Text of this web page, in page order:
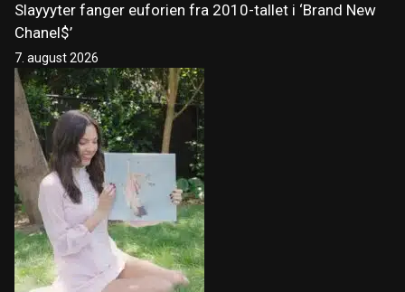
Slayyyter fanger euforien fra 2010-tallet i ‘Brand New
Chanel$’
7. august 2026